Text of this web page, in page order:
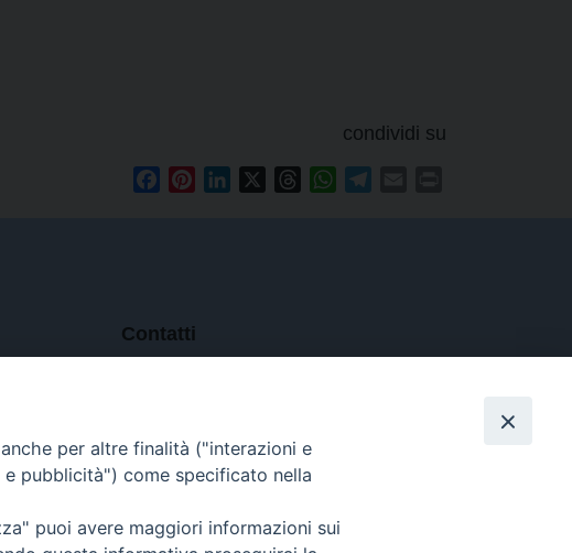
condividi su
FacebookPinterestLinkedIn ThreadsWhatsApp
Contatti
Canali social
per altre finalità ("interazioni e
pubblicità") come specificato nella
puoi avere maggiori informazioni sui